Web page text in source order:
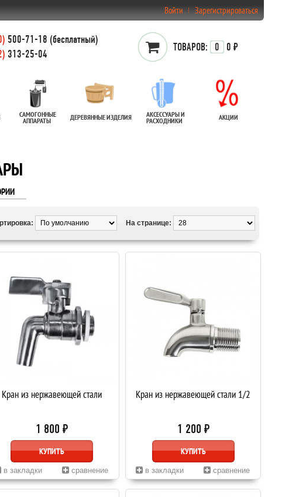
Войти Зарегистрироваться
500-71-18 (бесплатный)
313-25-04
ТОВАРОВ: 0 0 ₽
САМОГОННЫЕ
АППАРАТЫ ДЕРЕВЯННЫЕ ИЗДЕЛИЯ АКСЕССУАРЫ И
РАСХОДНИКИ АКЦИИ
На странице:
Кран из нержавеющей стали
1 800 ₽
КУПИТЬ
в закладки сравнение
Кран из нержавеющей стали 1/2
1 200 ₽
КУПИТЬ
в закладки сравнение